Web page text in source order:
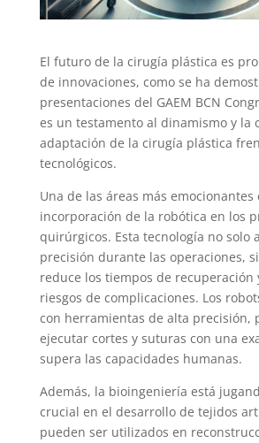
El futuro de la cirugía plástica es
de innovaciones, como se ha
presentaciones del GAEM BCN
es un testamento al dinamismo y la
adaptación de la cirugía plástica
tecnológicos.
Una de las áreas más emocionantes
incorporación de la robótica en los
quirúrgicos. Esta tecnología no solo
precisión durante las operaciones,
reduce los tiempos de recuperación
riesgos de complicaciones. Los
con herramientas de alta precisión,
ejecutar cortes y suturas con una
supera las capacidades humanas.
Además, la bioingeniería está
crucial en el desarrollo de tejidos
pueden ser utilizados en